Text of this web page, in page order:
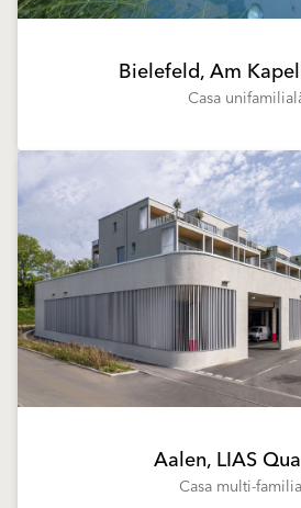
Bielefeld, Am
Casa
Aalen, LIAS
Casa multi-